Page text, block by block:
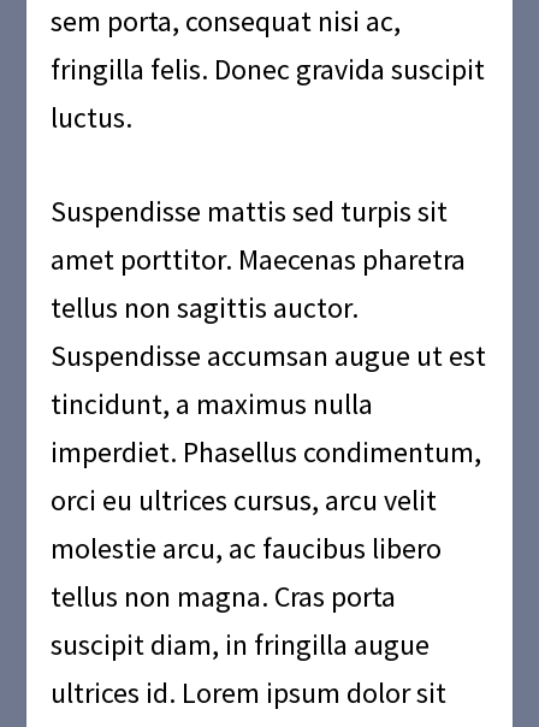
sem porta, consequat nisi ac,
fringilla felis. Donec gravida suscipit
luctus.
Suspendisse mattis sed turpis sit
amet porttitor. Maecenas pharetra
tellus non sagittis auctor.
Suspendisse accumsan augue ut est
tincidunt, a maximus nulla
imperdiet. Phasellus condimentum,
orci eu ultrices cursus, arcu velit
molestie arcu, ac faucibus libero
tellus non magna. Cras porta
suscipit diam, in fringilla augue
ultrices id. Lorem ipsum dolor sit